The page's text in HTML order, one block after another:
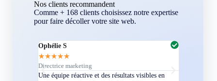
Nos clients recommandent
Comme + 168 clients choisissez notre expertise
pour faire décoller votre site web.
Ophélie S
★★★★★
Directrice marketing
Une équipe réactive et des résultats visibles en